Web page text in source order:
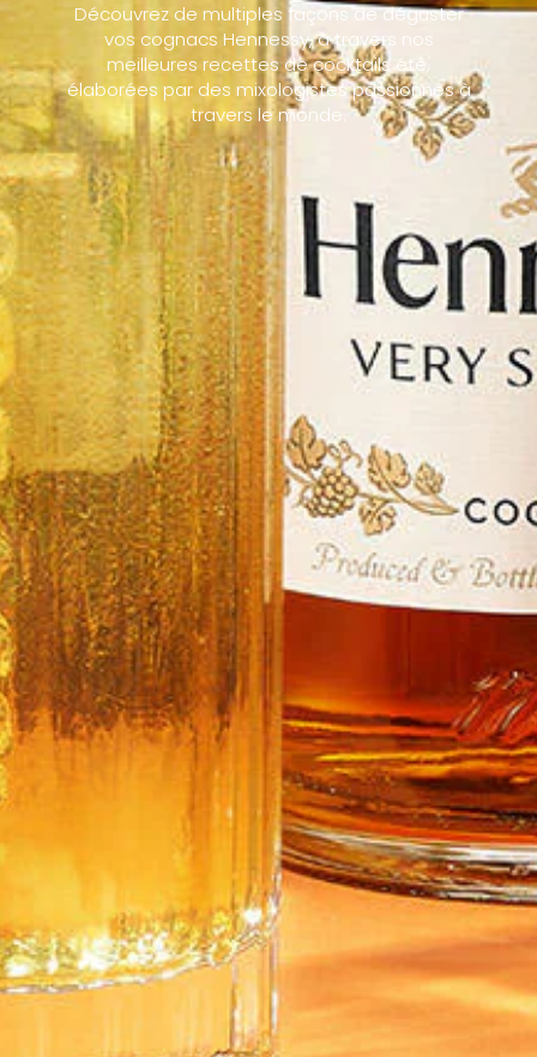
Découvrez de multiples façons de déguster
vos cognacs Hennessy, à travers nos
meilleures recettes de cocktails été,
élaborées par des mixologistes passionnés à
travers le monde.